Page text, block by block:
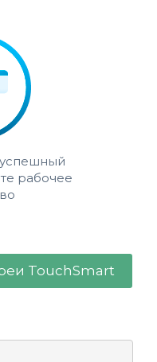
рабочее
TouchSmart